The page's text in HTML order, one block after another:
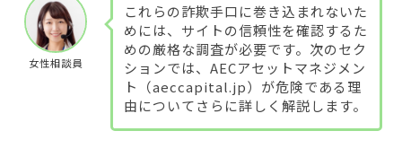
女性相談員
これらの詐欺手口に巻き込まれないた
めには、サイトの信頼性を確認するた
めの厳格な調査が必要です。次のセク
ションでは、AECアセットマネジメン
ト（aeccapital.jp）が危険である理
由についてさらに詳しく解説します。